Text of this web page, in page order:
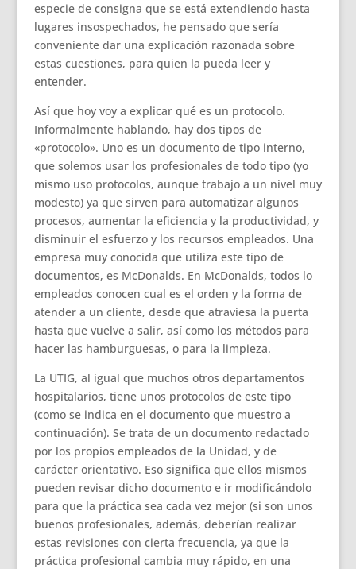
especie de consigna que se está extendiendo hasta
lugares insospechados, he pensado que sería
conveniente dar una explicación razonada sobre
estas cuestiones, para quien la pueda leer y
entender.
Así que hoy voy a explicar qué es un protocolo.
Informalmente hablando, hay dos tipos de
«protocolo». Uno es un documento de tipo interno,
que solemos usar los profesionales de todo tipo (yo
mismo uso protocolos, aunque trabajo a un nivel muy
modesto) ya que sirven para automatizar algunos
procesos, aumentar la eficiencia y la productividad, y
disminuir el esfuerzo y los recursos empleados. Una
empresa muy conocida que utiliza este tipo de
documentos, es McDonalds. En McDonalds, todos lo
empleados conocen cual es el orden y la forma de
atender a un cliente, desde que atraviesa la puerta
hasta que vuelve a salir, así como los métodos para
hacer las hamburguesas, o para la limpieza.
La UTIG, al igual que muchos otros departamentos
hospitalarios, tiene unos protocolos de este tipo
(como se indica en el documento que muestro a
continuación). Se trata de un documento redactado
por los propios empleados de la Unidad, y de
carácter orientativo. Eso significa que ellos mismos
pueden revisar dicho documento e ir modificándolo
para que la práctica sea cada vez mejor (si son unos
buenos profesionales, además, deberían realizar
estas revisiones con cierta frecuencia, ya que la
práctica profesional cambia muy rápido, en una